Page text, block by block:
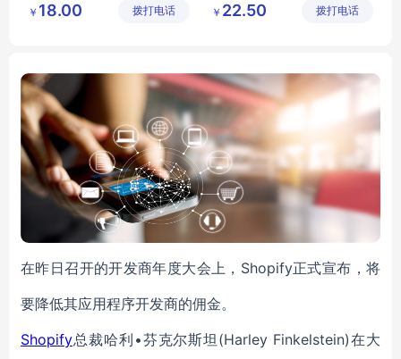
防静电布
工作服面料
织品有限
￥ 18.00 拨打电话
多功能面料
织品有限
￥ 22.50 拨打电话
在昨日召开的开发商年度大会上，Shopify正式宣布，将
要降低其应用程序开发商的佣金。
Shopify总裁哈利•芬克尔斯坦(Harley Finkelstein)在大